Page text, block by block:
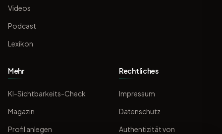
Videos
Podcast
Lexikon
Mehr
KI-Sichtbarkeits-Check
Magazin
Profil anlegen
Rechtliches
Impressum
Datenschutz
Authentizität von